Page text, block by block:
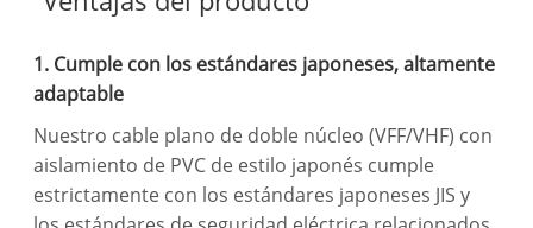
1. Cumple con los estándares japoneses, altamente
adaptable
Nuestro cable plano de doble núcleo (VFF/VHF) con
aislamiento de PVC de estilo japonés cumple
estrictamente con los estándares japoneses JIS y